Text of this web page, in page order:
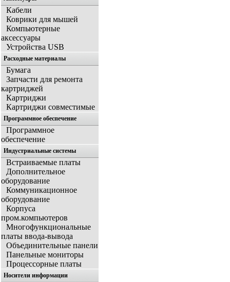
Кабели
Коврики для мышей
Компьютерные
аксессуары
Устройства USB
Расходные материалы
Бумага
Запчасти для ремонта
картриджей
Картриджи
Картриджи совместимые
Программное обеспечение
Программное
обеспечение
Индустриальные системы
Встраиваемые платы
Дополнительное
оборудование
Коммуникационное
оборудование
Корпуса
пром.компьютеров
Многофункциональные
платы ввода-вывода
Объединительные панели
Панельные мониторы
Процессорные платы
Носители информации